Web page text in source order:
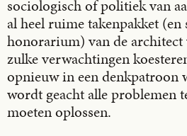
sociologisch of politiek van
al heel ruime takenpakket
honorarium) van de architect
zulke verwachtingen
opnieuw in een denkpatroon
wordt geacht alle problemen
moeten oplossen.